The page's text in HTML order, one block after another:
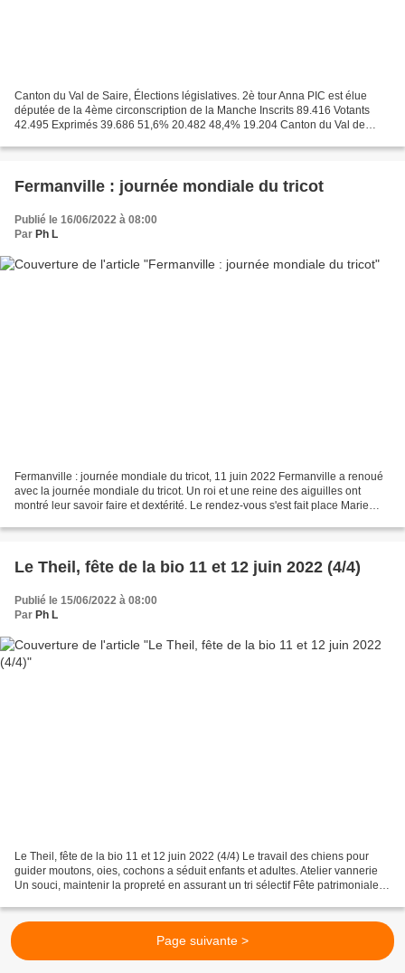
Canton du Val de Saire, Élections législatives. 2è tour Anna PIC est élue
députée de la 4ème circonscription de la Manche Inscrits 89.416 Votants
42.495 Exprimés 39.686 51,6% 20.482 48,4% 19.204 Canton du Val de
Fermanville : journée mondiale du tricot
Publié le 16/06/2022 à 08:00
Par Ph L
Fermanville : journée mondiale du tricot, 11 juin 2022 Fermanville a renoué
avec la journée mondiale du tricot. Un roi et une reine des aiguilles ont
montré leur savoir faire et dextérité. Le rendez-vous s'est fait place Marie
Le Theil, fête de la bio 11 et 12 juin 2022 (4/4)
Publié le 15/06/2022 à 08:00
Par Ph L
Le Theil, fête de la bio 11 et 12 juin 2022 (4/4) Le travail des chiens pour
guider moutons, oies, cochons a séduit enfants et adultes. Atelier vannerie
Un souci, maintenir la propreté en assurant un tri sélectif Fête patrimoniale
Page suivante >